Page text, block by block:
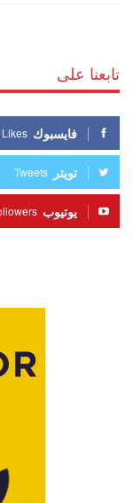
تابعنا على
فايسبوك Likes
تويتر Tweets
يوتيوب